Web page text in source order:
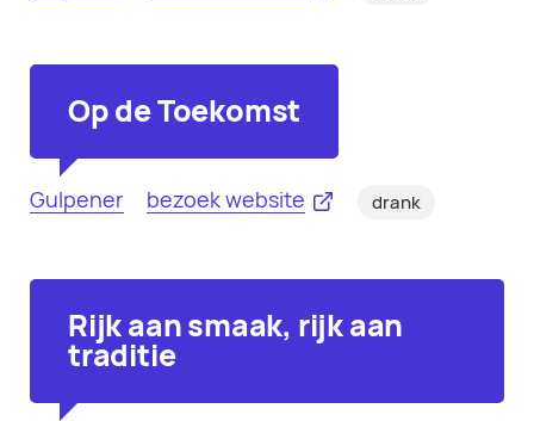
Op de Toekomst
Gulpener bezoek website drank
Rijk aan smaak, rijk aan
traditie